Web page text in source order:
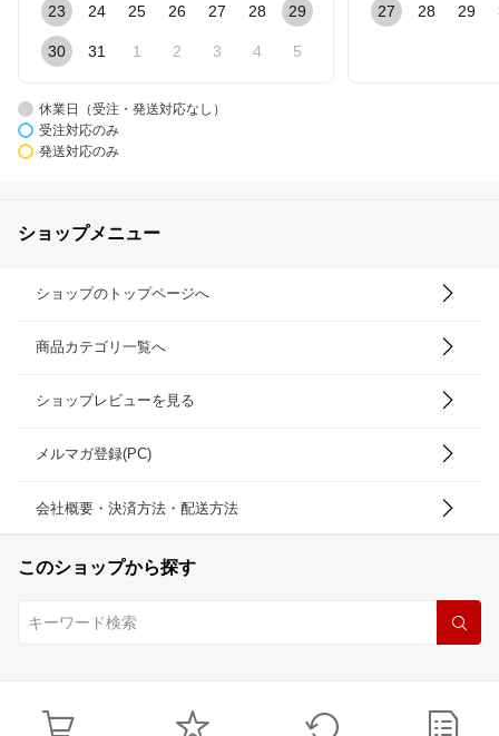
23 24 25 26 27 28 29
30 31 1 2 3 4 5
27 28 29
休業日（受注・発送対応なし）
受注対応のみ
発送対応のみ
ショップメニュー
ショップのトップページへ
商品カテゴリ一覧へ
ショップレビューを見る
メルマガ登録(PC)
会社概要・決済方法・配送方法
このショップから探す